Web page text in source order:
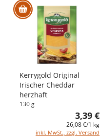
Kerrygold Original
Irischer Cheddar
herzhaft
130 g
3,39 €
26,08 €/1 kg
inkl. MwSt., zzgl. Versand